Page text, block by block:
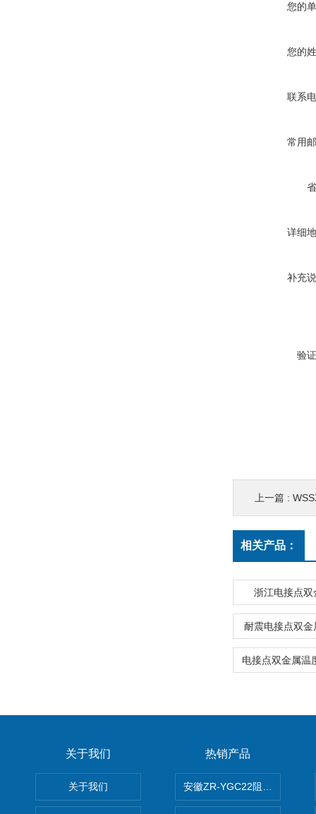
您的
您的
联系
常用
详细
补充
验
上一篇 : WSSX-
相关产品：
浙江电接点双
耐震电接点双
关于我们
关于我们
热销产品
安徽ZR-YGC22阻燃硅橡胶电